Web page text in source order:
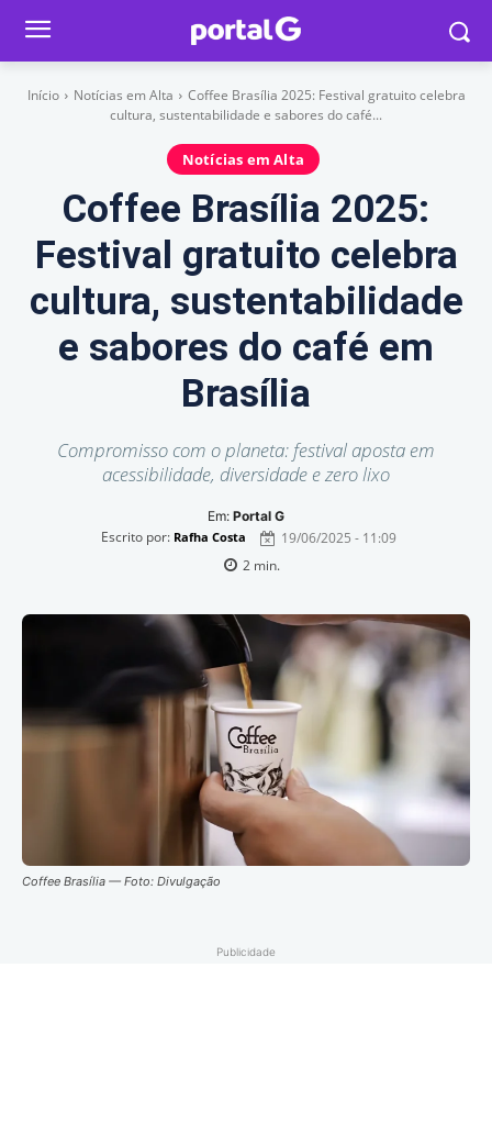
Início Notícias em Alta
Coffee Brasília 2025: Festival gratuito celebra
cultura, sustentabilidade e sabores do café...
Notícias em Alta
Coffee Brasília 2025:
Festival gratuito celebra
cultura, sustentabilidade
e sabores do café em
Brasília
Compromisso com o planeta: festival aposta em
acessibilidade, diversidade e zero lixo
Em: Portal G
Escrito por: Rafha Costa
19/06/2025 - 11:09
2min.
Coffee Brasília — Foto: Divulgação
Publicidade